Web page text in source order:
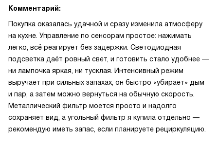
Комментарий:
Покупка оказалась удачной и сразу изменила атмосферу
на кухне. Управление по сенсорам простое: нажимать
легко, всё реагирует без задержки. Светодиодная
подсветка даёт ровный свет, и готовить стало удобнее —
ни лампочка яркая, ни тусклая. Интенсивный режим
выручает при сильных запахах, он быстро «убирает» дым
и пар, а затем можно вернуться на обычную скорость.
Металлический фильтр моется просто и надолго
сохраняет вид, а угольный фильтр я купила отдельно —
рекомендую иметь запас, если планируете рециркуляцию.